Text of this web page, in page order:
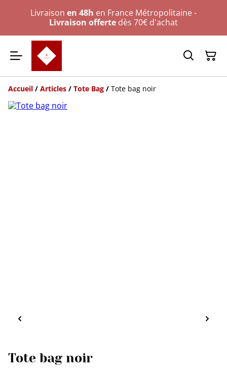
Livraison en 48h en France Métropolitaine -
Livraison offerte dès 70€ d'achat
Accueil / Articles / Tote Bag / Tote bag noir
Tote bag noir